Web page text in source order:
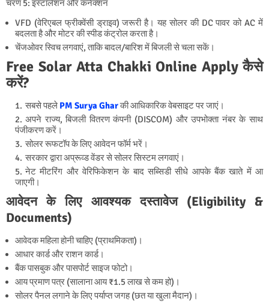
चरण 5: इंस्टॉलेशन और कनेक्शन
VFD (वेरिएबल फ्रीक्वेंसी ड्राइव) जरूरी है। यह सोलर की DC पावर को AC में
बदलता है और मोटर की स्पीड कंट्रोल करता है।
चेंजओवर स्विच लगवाएं, ताकि बादल/बारिश में बिजली से चला सकें।
Free Solar Atta Chakki Online Apply कैसे
करें?
सबसे पहले PM Surya Gharकी आधिकारिक वेबसाइट पर जाएं।
अपने राज्य, बिजली वितरण कंपनी (DISCOM) और उपभोक्ता नंबर के साथ
पंजीकरण करें।
सोलर रूफटॉप के लिए आवेदन फॉर्म भरें।
सरकार द्वारा अप्रूव्ड वेंडर से सोलर सिस्टम लगवाएं।
नेट मीटरिंग और वेरिफिकेशन के बाद सब्सिडी सीधे आपके बैंक खाते में आ
जाएगी।
आवेदन के लिए आवश्यक दस्तावेज (Eligibility &
Documents)
आवेदक महिला होनी चाहिए (प्राथमिकता)।
आधार कार्ड और राशन कार्ड।
बैंक पासबुक और पासपोर्ट साइज फोटो।
आय प्रमाण पत्र (सालाना आय ₹1.5 लाख से कम हो)।
सोलर पैनल लगाने के लिए पर्याप्त जगह (छत या खुला मैदान)।